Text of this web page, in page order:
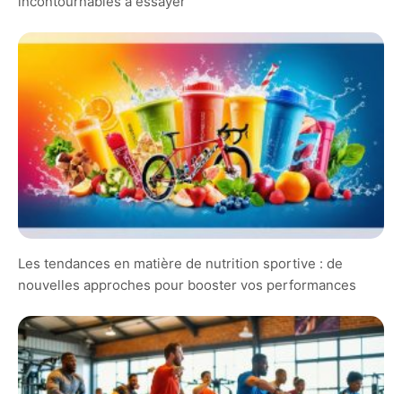
Les tendances en matière de nutrition sportive : de
nouvelles approches pour booster vos performances